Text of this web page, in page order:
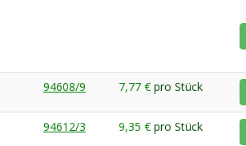
94608/9 7,77 € pro Stück
94612/3 9,35 € pro Stück